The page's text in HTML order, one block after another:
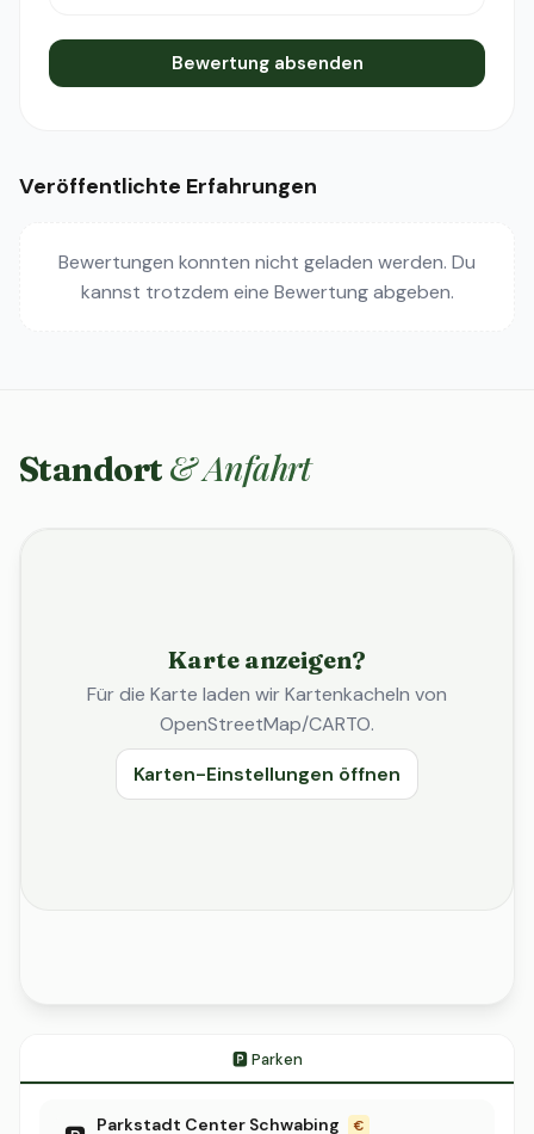
Bewertung absenden
Veröffentlichte Erfahrungen
Bewertungen konnten nicht geladen werden. Du
kannst trotzdem eine Bewertung abgeben.
Standort & Anfahrt
Karte anzeigen?
Für die Karte laden wir Kartenkacheln von
OpenStreetMap/CARTO.
Karten-Einstellungen öffnen
🅿️ Parken
Parkstadt Center Schwabing €